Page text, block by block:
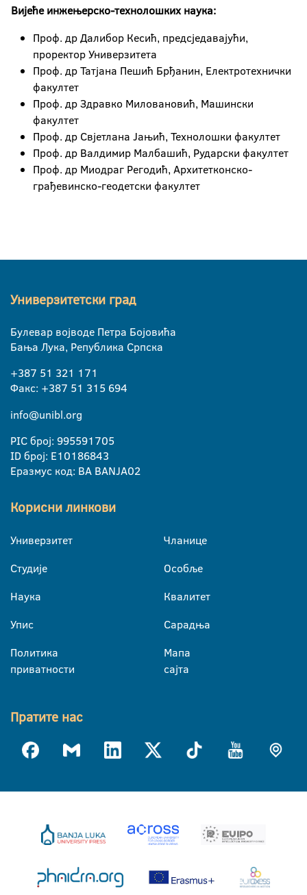
Вијеће инжењерско-технолошких наука:
Проф. др Далибор Кесић, предсједавајући,
проректор Универзитета
Проф. др Татјана Пешић Брђанин, Електротехнички
факултет
Проф. др Здравко Миловановић, Машински
факултет
Проф. др Свјетлана Јањић, Технолошки факултет
Проф. др Валдимир Малбашић, Рударски факултет
Проф. др Миодраг Регодић, Архитетконско-
грађевинско-геодетски факултет
Универзитетски град
Булевар војводе Петра Бојовића
Бања Лука, Република Српска
+387 51 321 171
Факс: +387 51 315 694
info@unibl.org
PIC број: 995591705
ID број: E10186843
Еразмус код: BA BANJA02
Корисни линкови
Универзитет
Студије
Наука
Упис
Политика
приватности
Чланице
Особље
Квалитет
Сарадња
Мапа
сајта
Пратите нас